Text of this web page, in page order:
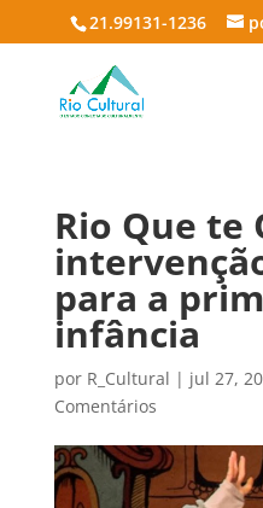
21.99131-1236
Rio Que te
para a
infância
por R_Cultural | jul 27,
Comentários